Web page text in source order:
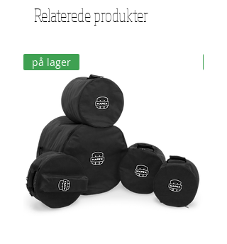
Relaterede produkter
på lager